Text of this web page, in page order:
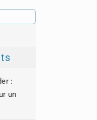
:
un